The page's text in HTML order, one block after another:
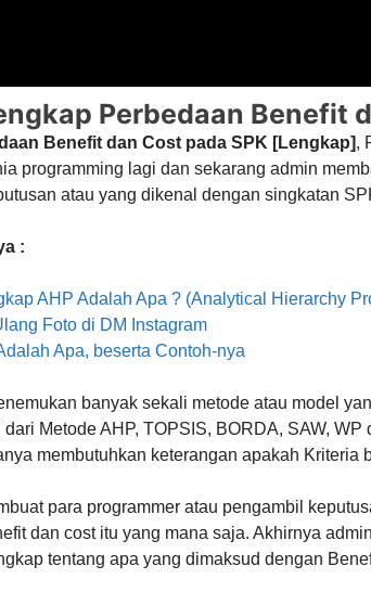
Perbedaan Benefit
Benefit dan Cost pada SPK [Lengkap],
programming lagi dan sekarang admin
atau yang dikenal dengan singkatan
:
AHP Adalah Apa ? (Analytical Hierarchy
Foto di DM Instagram
Apa, beserta Contoh-nya
banyak sekali metode atau model
Metode AHP, TOPSIS, BORDA, SAW,
membutuhkan keterangan apakah Kriteria
para programmer atau pengambil
dan cost itu yang mana saja. Akhirnya
tentang apa yang dimaksud dengan